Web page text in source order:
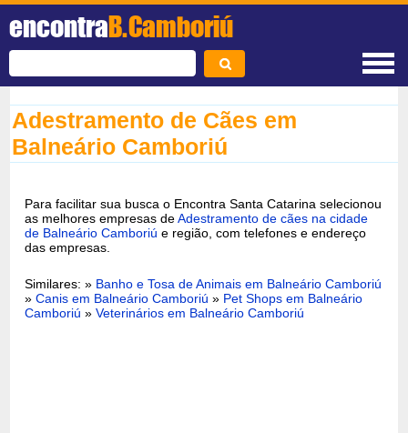
encontraB.Camboriú
Adestramento de Cães em
Balneário Camboriú
Para facilitar sua busca o Encontra Santa Catarina selecionou
as melhores empresas deAdestramento de cães na cidade
de Balneário Camboriú e região, com telefones e endereço
das empresas.
Similares: » Banho e Tosa de Animais em Balneário Camboriú
»Canis em Balneário Camboriú » Pet Shops em Balneário
Camboriú »Veterinários em Balneário Camboriú